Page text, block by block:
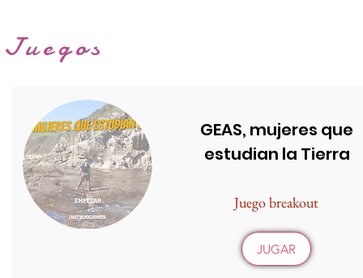
Juegos
GEAS, mujeres que
estudian la Tierra
Juego breakout
JUGAR